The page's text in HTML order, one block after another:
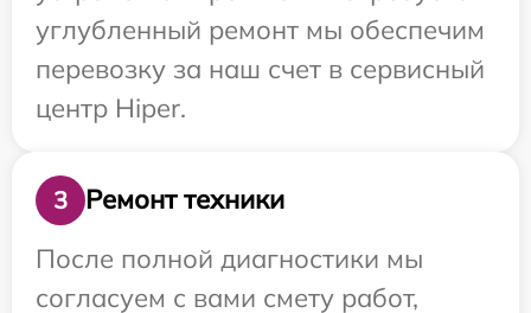
углубленный ремонт мы обеспечим
перевозку за наш счет в сервисный
центр Hiper.
3
Ремонт техники
После полной диагностики мы
согласуем с вами смету работ,